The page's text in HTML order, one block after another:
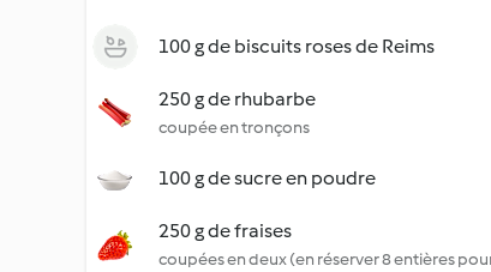
100 g de biscuits roses de Reims
250 g de rhubarbe
coupée en tronçons
100 g de sucre en poudre
250 g de fraises
coupées en deux (en réserver 8 entières